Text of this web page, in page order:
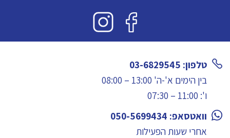
טלפון: 03-6829545
בין הימים א'-ה' 13:00 – 08:00
ו': 11:00 – 07:30
וואטסאפ: 050-5699434
אחרי שעות הפעילות